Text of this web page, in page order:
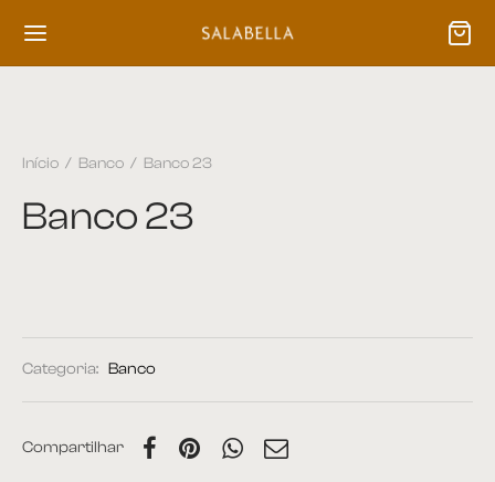
Início / Banco / Banco 23
Banco 23
Categoria: Banco
Compartilhar